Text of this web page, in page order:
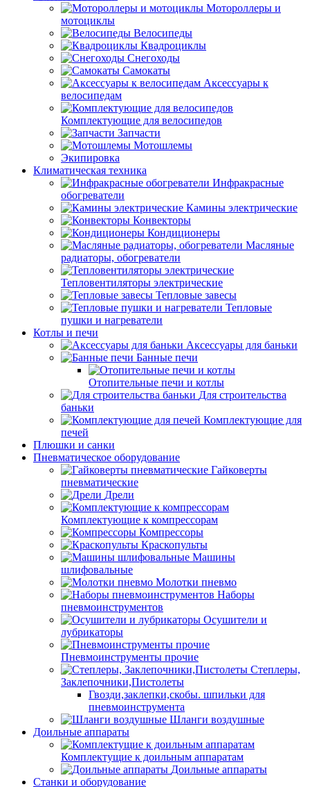
Мотороллеры и
мотоциклы
Велосипеды
Квадроциклы
Снегоходы
Самокаты
Аксессуары к
велосипедам
Комплектующие для велосипедов
Запчасти
Мотошлемы
Экипировка
Климатическая техника
Инфракрасные
обогреватели
Камины электрические
Конвекторы
Кондиционеры
Масляные
радиаторы, обогреватели
Тепловентиляторы электрические
Тепловые завесы
Тепловые
пушки и нагреватели
Котлы и печи
Аксессуары для баньки
Банные печи
Отопительные печи и котлы
Для строительства
баньки
Комплектующие для
печей
Плюшки и санки
Пневматическое оборудование
Гайковерты
пневматические
Дрели
Комплектующие к компрессорам
Компрессоры
Краскопульты
Машины
шлифовальные
Молотки пневмо
Наборы
пневмоинструментов
Осушители и
лубрикаторы
Пневмоинструменты прочие
Степлеры,
Заклепочники,Пистолеты
Гвозди,заклепки,скобы. шпильки для
пневмоинструмента
Шланги воздушные
Доильные аппараты
Комплектущие к доильным аппаратам
Доильные аппараты
Станки и оборудование